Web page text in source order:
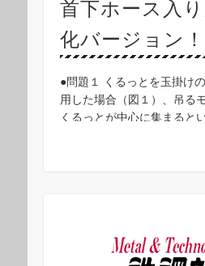
首下ホース入
化バージョン！
●問題１ くるっとを玉掛け
用した場合（図１）、吊る
くるっとが中心に集まると